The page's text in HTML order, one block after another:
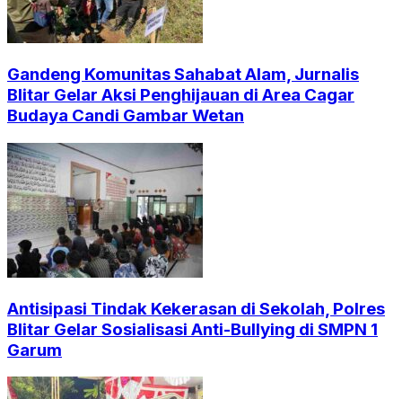
Gandeng Komunitas Sahabat Alam, Jurnalis
Blitar Gelar Aksi Penghijauan di Area Cagar
Budaya Candi Gambar Wetan
Antisipasi Tindak Kekerasan di Sekolah, Polres
Blitar Gelar Sosialisasi Anti-Bullying di SMPN 1
Garum